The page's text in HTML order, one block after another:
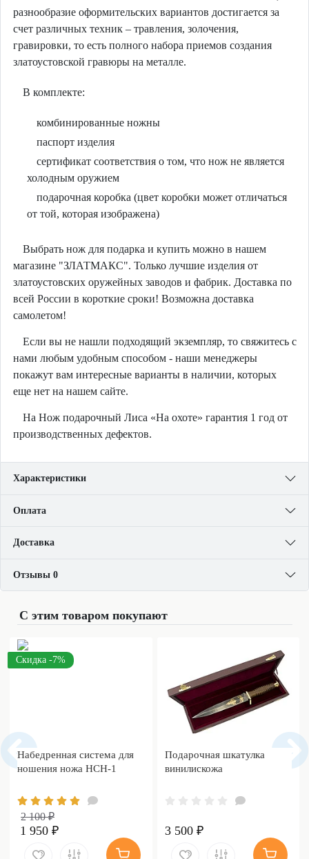
разнообразие оформительских вариантов достигается за
счет различных техник – травления, золочения,
гравировки, то есть полного набора приемов создания
златоустовской гравюры на металле.
В комплекте:
комбинированные ножны
паспорт изделия
сертификат соответствия о том, что нож не является
холодным оружием
подарочная коробка (цвет коробки может отличаться
от той, которая изображена)
Выбрать нож для подарка и купить можно в нашем
магазине "ЗЛАТМАКС". Только лучшие изделия от
златоустовских оружейных заводов и фабрик. Доставка по
всей России в короткие сроки! Возможна доставка
самолетом!
Если вы не нашли подходящий экземпляр, то свяжитесь с
нами любым удобным способом - наши менеджеры
покажут вам интересные варианты в наличии, которых
еще нет на нашем сайте.
На Нож подарочный Лиса «На охоте» гарантия 1 год от
производственных дефектов.
Характеристики
Оплата
Доставка
Отзывы 0
С этим товаром покупают
Скидка -7%
Набедренная система для
ношения ножа НСН-1
2 100 ₽
1 950 ₽
Подарочная шкатулка
винилискожа
3 500 ₽